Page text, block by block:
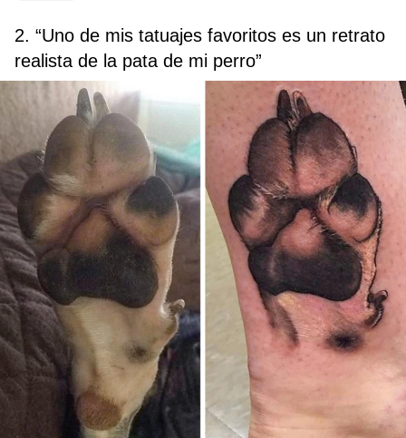
2. “Uno de mis tatuajes favoritos es un retrato
realista de la pata de mi perro”